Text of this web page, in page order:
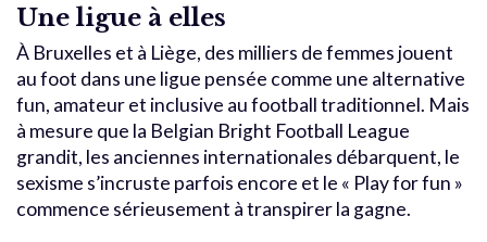
Une ligue à elles
À Bruxelles et à Liège, des milliers de femmes jouent
au foot dans une ligue pensée comme une alternative
fun, amateur et inclusive au football traditionnel. Mais
à mesure que la Belgian Bright Football League
grandit, les anciennes internationales débarquent, le
sexisme s’incruste parfois encore et le « Play for fun »
commence sérieusement à transpirer la gagne.